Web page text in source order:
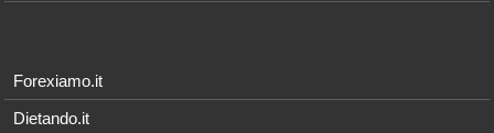
Forexiamo.it
Dietando.it